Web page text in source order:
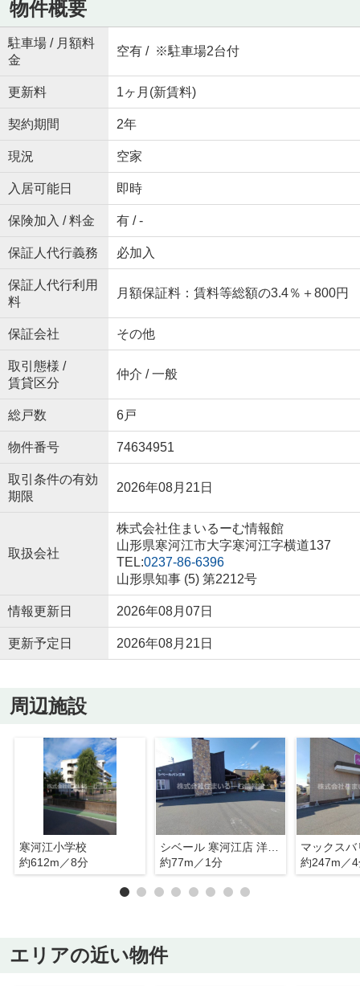
物件概要
駐車場 / 月額料
金
空有 / ※駐車場2台付
更新料 1ヶ月(新賃料)
契約期間 2年
現況 空家
入居可能日 即時
保険加入 / 料金 有 / -
保証人代行義務 必加入
保証人代行利用
料
月額保証料：賃料等総額の3.4％＋800円
保証会社 その他
取引態様 /
賃貸区分
仲介 / 一般
総戸数 6戸
物件番号 74634951
取引条件の有効
期限
2026年08月21日
取扱会社
株式会社住まいるーむ情報館
山形県寒河江市大字寒河江字横道137
TEL:0237-86-6396
山形県知事 (5) 第2212号
情報更新日 2026年08月07日
更新予定日 2026年08月21日
周辺施設
寒河江小学校
約612m／8分
シベール 寒河江店 洋菓子工房
約77m／1分
約247m／
エリアの近い物件